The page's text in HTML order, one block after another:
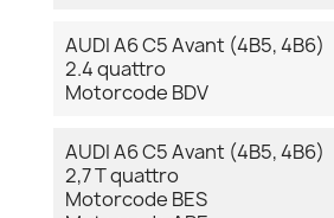
AUDI A6 C5 Avant (4B5, 4B6)
2.4 quattro
Motorcode BDV
AUDI A6 C5 Avant (4B5, 4B6)
2,7 T quattro
Motorcode BES